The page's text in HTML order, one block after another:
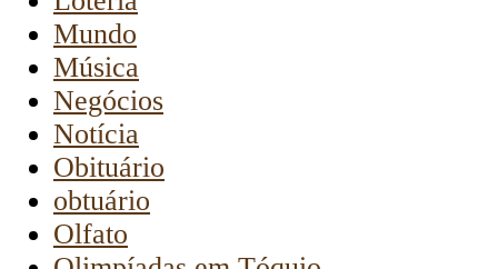
Mundo
Música
Negócios
Notícia
Obituário
obtuário
Olfato